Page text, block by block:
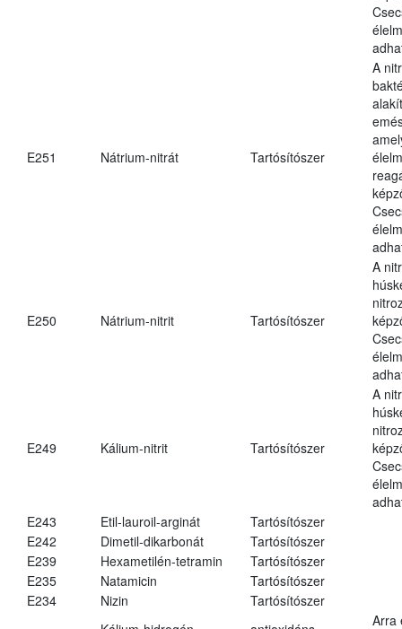
E251 Nátrium-nitrát Tartósítószer
A
E250 Nátrium-nitrit Tartósítószer
A
E249 Kálium-nitrit Tartósítószer
A
E243
Etil-lauroil-arginát
Tartósítószer
E242
Dimetil-dikarbonát
Tartósítószer
E239
Hexametilén-tetramin
Tartósítószer
E235
Natamicin
Tartósítószer
E234
Nizin Tartósítószer
Arra